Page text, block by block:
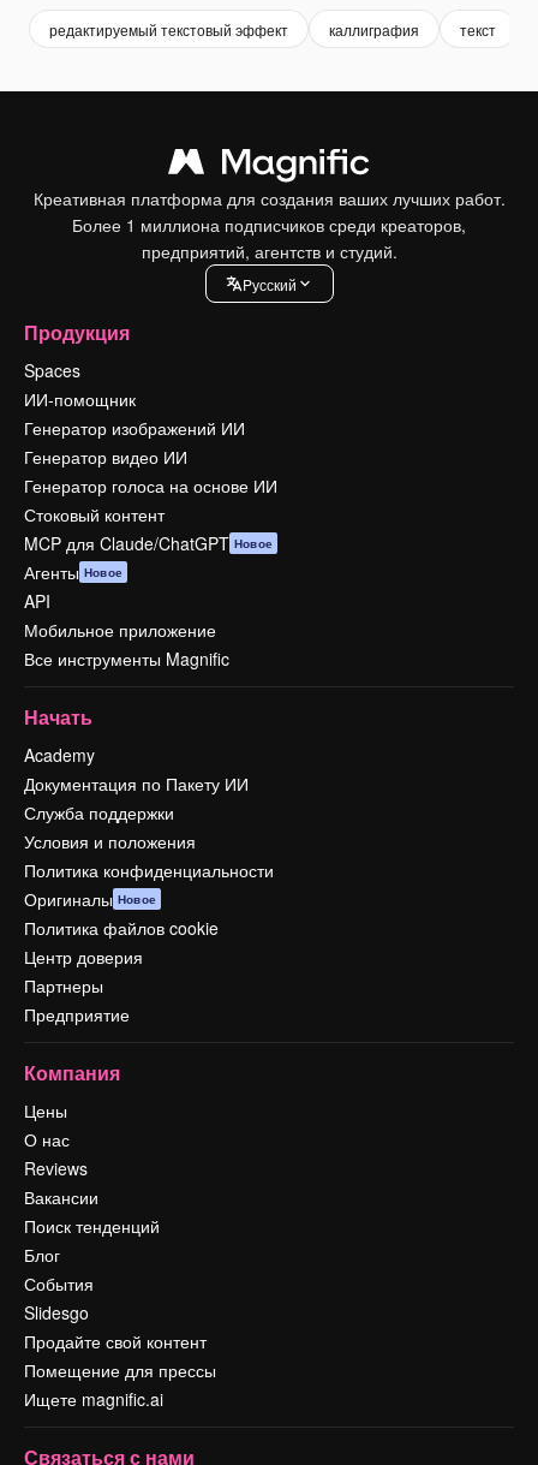
редактируемый текстовый эффект каллиграфия текст
Креативная платформа для создания ваших лучших работ.
Более 1 миллиона подписчиков среди креаторов,
предприятий, агентств и студий.
Pусский
Продукция
Spaces
ИИ-помощник
Генератор изображений ИИ
Генератор видео ИИ
Генератор голоса на основе ИИ
Стоковый контент
MCP для Claude/ChatGPT Новое
Агенты Новое
API
Мобильное приложение
Все инструменты Magnific
Начать
Academy
Документация по Пакету ИИ
Служба поддержки
Условия и положения
Политика конфиденциальности
Оригиналы Новое
Политика файлов cookie
Центр доверия
Партнеры
Предприятие
Компания
Цены
О нас
Reviews
Вакансии
Поиск тенденций
Блог
События
Slidesgo
Продайте свой контент
Помещение для прессы
Ищете magnific.ai
Связаться с нами